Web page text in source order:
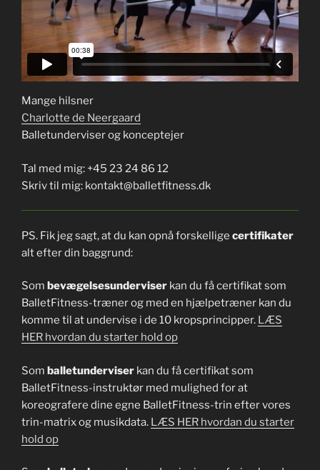
Mange hilsner
Charlotte de Neergaard
Balletunderviser og konceptejer
Tal med mig: +45 23 24 86 12
Skriv til mig: kontakt@balletfitness.dk
PS. Fik jeg sagt, at du kan opnå forskellige certifikater
alt efter din baggrund:
Som bevægelsesunderviser kan du få certifikat som
BalletFitness-træner og med en hjælpetræner kan du
komme til at undervise i de 10 kropsprincipper. LÆS
HER hvordan du starter hold op
Som balletunderviser kan du få certifikat som
BalletFitness-instruktør med mulighed for at
koreografere dine egne BalletFitness-trin efter vores
trin-matrix og musikdata. LÆS HER hvordan du starter
hold op